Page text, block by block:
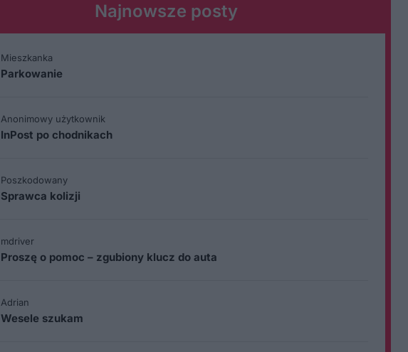
Najnowsze posty
Mieszkanka
Parkowanie
Anonimowy użytkownik
InPost po chodnikach
Poszkodowany
Sprawca kolizji
mdriver
Proszę o pomoc – zgubiony klucz do auta
Adrian
Wesele szukam